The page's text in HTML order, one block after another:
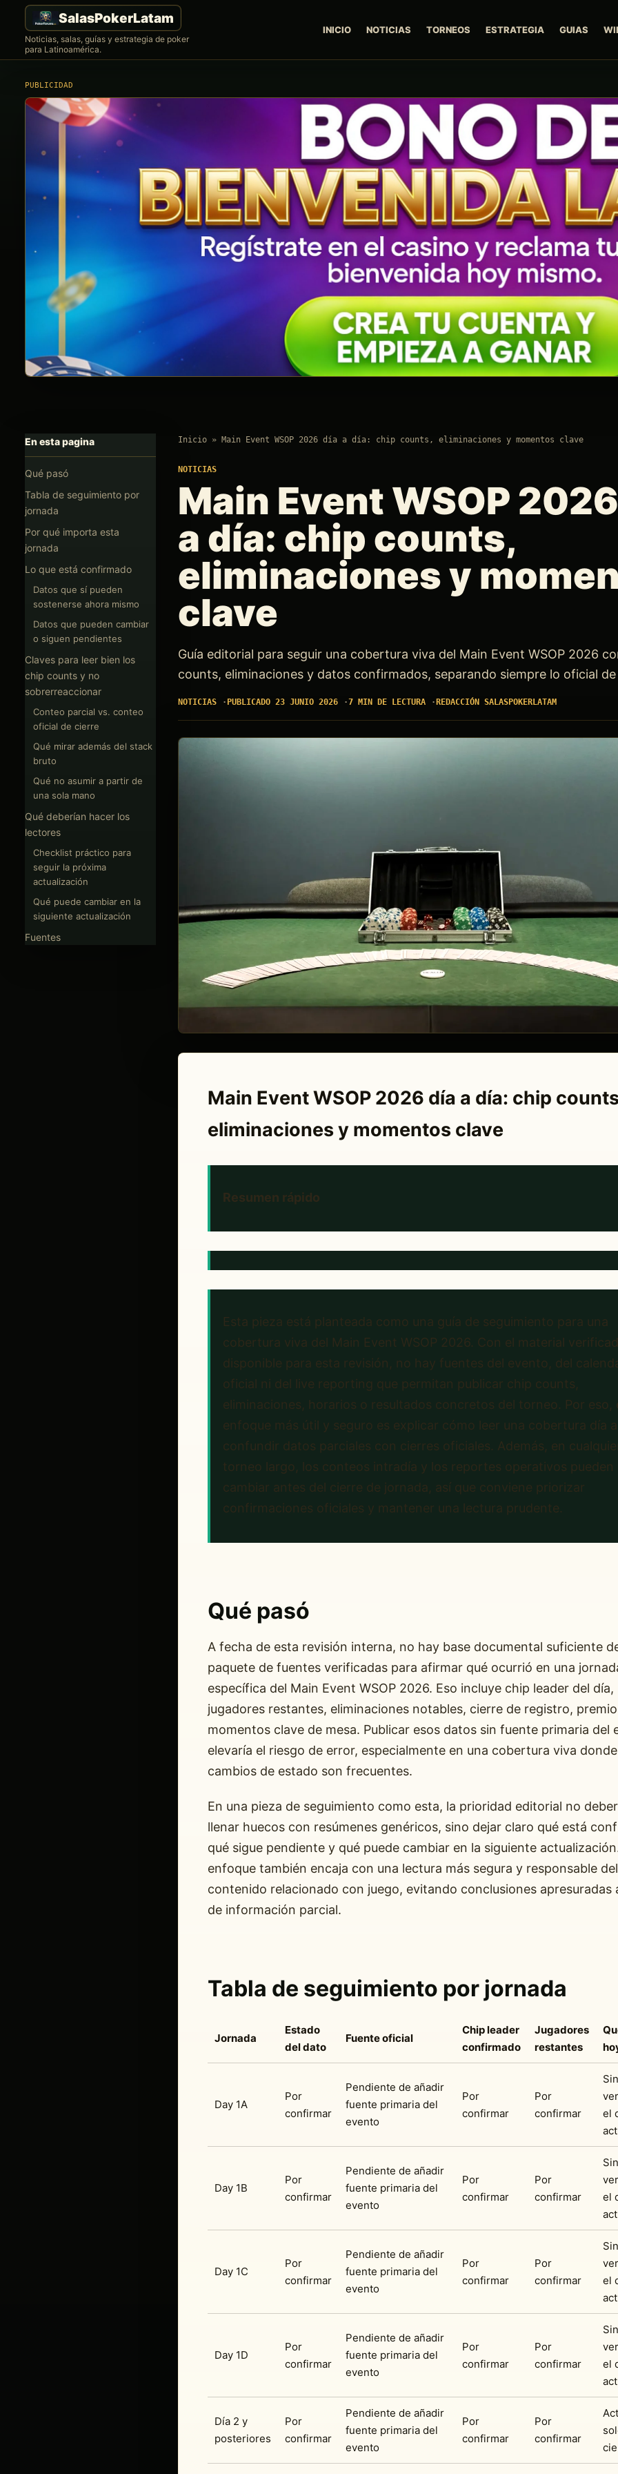
Noticias, salas, guías y estrategia de poker
para Latinoamérica.
INICIO NOTICIAS TORNEOS ESTRATEGIA GUIAS
PUBLICIDAD
En esta pagina
Qué pasó
Tabla de seguimiento por
jornada
Por qué importa esta
jornada
Lo que está confirmado
Datos que sí pueden
sostenerse ahora mismo
Datos que pueden cambiar
o siguen pendientes
Claves para leer bien los
chip counts y no
sobrerreaccionar
Conteo parcial vs. conteo
oficial de cierre
Qué mirar además del stack
bruto
Qué no asumir a partir de
una sola mano
Qué deberían hacer los
lectores
Checklist práctico para
seguir la próxima
actualización
Qué puede cambiar en la
siguiente actualización
Fuentes
Inicio» Main Event WSOP 2026 día a día: chip counts, eliminaciones y momentos clave
NOTICIAS
Main Event WSOP
a día: chip counts,
eliminaciones y
clave
Guía editorial para seguir una cobertura viva del Main Event WSOP 2026
counts, eliminaciones y datos confirmados, separando siempre lo oficial
NOTICIAS PUBLICADO 23 JUNIO 2026 7 MIN DE LECTURA REDACCIÓN SALASPOKERLATAM
Main Event WSOP 2026 día a día: chip
eliminaciones y momentos clave
Resumen rápido
Esta pieza está planteada como una guía de seguimiento para una
cobertura viva del Main Event WSOP 2026. Con el material
disponible para esta revisión, no hay fuentes del evento, del
oficial ni del live reporting que permitan publicar chip counts,
eliminaciones, horarios o resultados concretos del torneo. Por eso,
enfoque más útil y seguro es explicar cómo leer una cobertura día
confundir datos parciales con cierres oficiales. Además, en
torneo largo, los conteos intradía y los reportes operativos pueden
cambiar antes del cierre de jornada, así que conviene priorizar
confirmaciones oficiales y mantener una lectura prudente.
Qué pasó
A fecha de esta revisión interna, no hay base documental suficiente
paquete de fuentes verificadas para afirmar qué ocurrió en una
específica del Main Event WSOP 2026. Eso incluye chip leader del día,
jugadores restantes, eliminaciones notables, cierre de registro,
momentos clave de mesa. Publicar esos datos sin fuente primaria del
elevaría el riesgo de error, especialmente en una cobertura viva
cambios de estado son frecuentes.
En una pieza de seguimiento como esta, la prioridad editorial no
llenar huecos con resúmenes genéricos, sino dejar claro qué está
qué sigue pendiente y qué puede cambiar en la siguiente
enfoque también encaja con una lectura más segura y responsable del
contenido relacionado con juego, evitando conclusiones apresuradas
de información parcial.
Tabla de seguimiento por jornada
Jornada
Estado
del dato
Fuente oficial
Chip leader
confirmado
Jugadores
restantes
Day 1A
Por
confirmar
Pendiente de añadir
fuente primaria del
evento
Por
confirmar
Por
confirmar
el
Day 1B
Por
confirmar
Pendiente de añadir
fuente primaria del
evento
Por
confirmar
Por
confirmar
el
Day 1C
Por
confirmar
Pendiente de añadir
fuente primaria del
evento
Por
confirmar
Por
confirmar
el
Day 1D
Por
confirmar
Pendiente de añadir
fuente primaria del
evento
Por
confirmar
Por
confirmar
el
Día 2 y
posteriores
Por
confirmar
Pendiente de añadir
fuente primaria del
evento
Por
confirmar
Por
confirmar